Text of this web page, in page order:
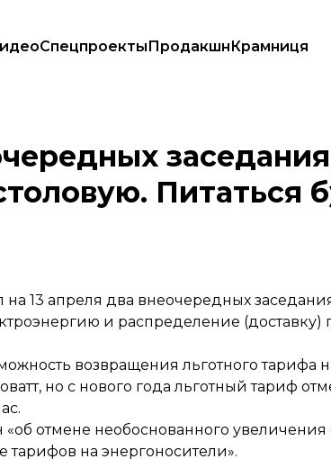
СпецпроектыПродакшнКрамниця
столовую. Питаться будут «святым духом»
Питаться
13 апреля два внеочередных
и распределение (доставку)
возвращения льготного тарифа
но с нового года льготный тариф
отмене необоснованного увеличения
на энергоносители».